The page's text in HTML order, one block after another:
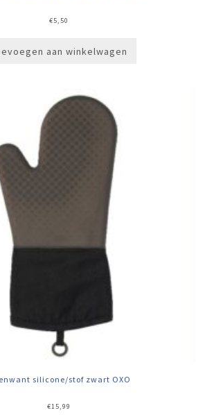
€5,50
aan winkelwagen
silicone/stof zwart OXO
€15,99